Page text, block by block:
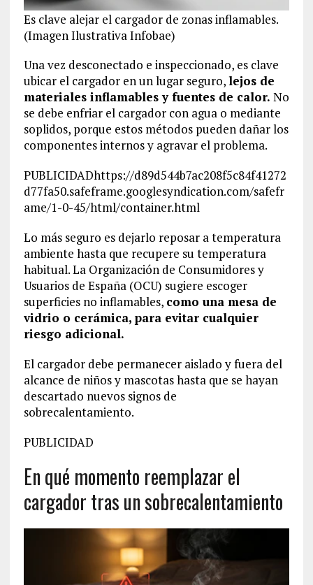
Es clave alejar el cargador de zonas inflamables.
(Imagen Ilustrativa Infobae)
Una vez desconectado e inspeccionado, es clave
ubicar el cargador en un lugar seguro,lejos de
materiales inflamables y fuentes de calor. No
se debe enfriar el cargador con agua o mediante
soplidos, porque estos métodos pueden dañar los
componentes internos y agravar el problema.
PUBLICIDADhttps://d89d544b7ac208f5c84f41272
d77fa50.safeframe.googlesyndication.com/safefr
ame/1-0-45/html/container.html
Lo más seguro es dejarlo reposar a temperatura
ambiente hasta que recupere su temperatura
habitual. La Organización de Consumidores y
Usuarios de España (OCU) sugiere escoger
superficies no inflamables, como una mesa de
vidrio o cerámica, para evitar cualquier
riesgo adicional.
El cargador debe permanecer aislado y fuera del
alcance de niños y mascotas hasta que se hayan
descartado nuevos signos de
sobrecalentamiento.
PUBLICIDAD
En qué momento reemplazar el
cargador tras un sobrecalentamiento